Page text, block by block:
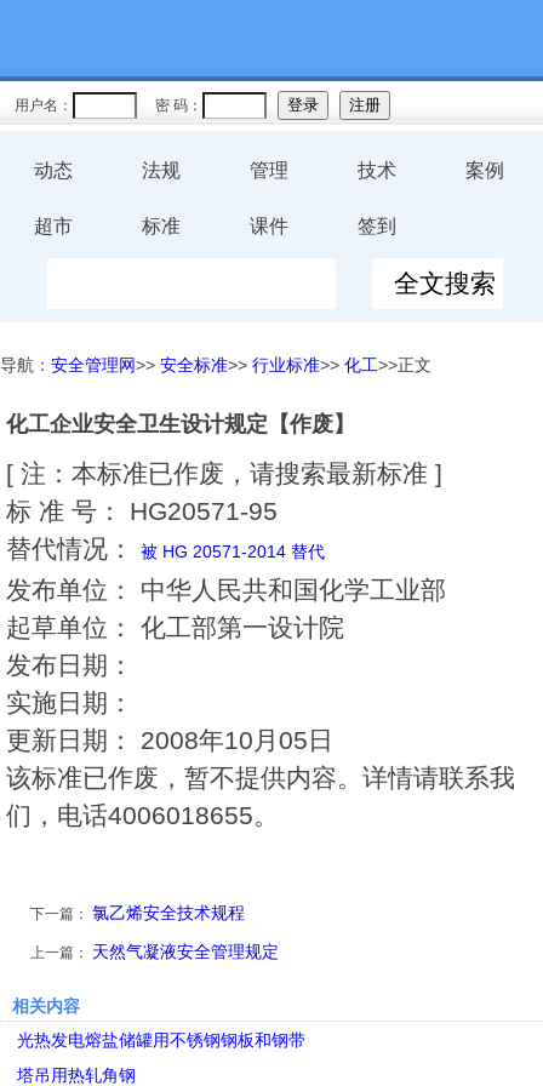
用户名： 密 码：
动态 法规 管理 技术 案例
超市 标准 课件 签到
导航： 安全管理网>> 安全标准>> 行业标准>> 化工>>正文
化工企业安全卫生设计规定【作废】
[ 注：本标准已作废，请搜索最新标准 ]
标 准 号： HG20571-95
替代情况：
被 HG 20571-2014 替代
发布单位： 中华人民共和国化学工业部
起草单位： 化工部第一设计院
发布日期：
实施日期：
更新日期： 2008年10月05日
该标准已作废，暂不提供内容。详情请联系我
们，电话4006018655。
下一篇： 氯乙烯安全技术规程
上一篇： 天然气凝液安全管理规定
相关内容
光热发电熔盐储罐用不锈钢钢板和钢带
塔吊用热轧角钢